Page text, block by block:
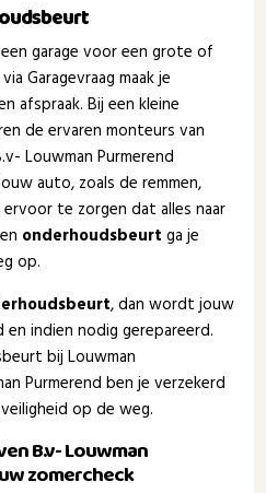
garage voor een grote of
Garagevraag maak je
afspraak. Bij een kleine
de ervaren monteurs van
Louwman Purmerend
auto, zoals de remmen,
te zorgen dat alles naar
onderhoudsbeurt ga je
op.
, dan wordt jouw
indien nodig gerepareerd.
bij Louwman
Purmerend ben je verzekerd
op de weg.
B.v- Louwman
zomercheck